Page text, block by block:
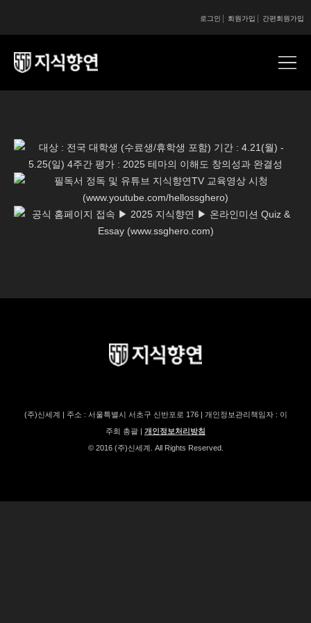
간편회원가입
회원가입
로그인
(주)신세계 | 주소 : 서울특별시 서초구 신반포로 176 | 개인정보관리책임자 : 이
주희 총괄 | 개인정보처리방침